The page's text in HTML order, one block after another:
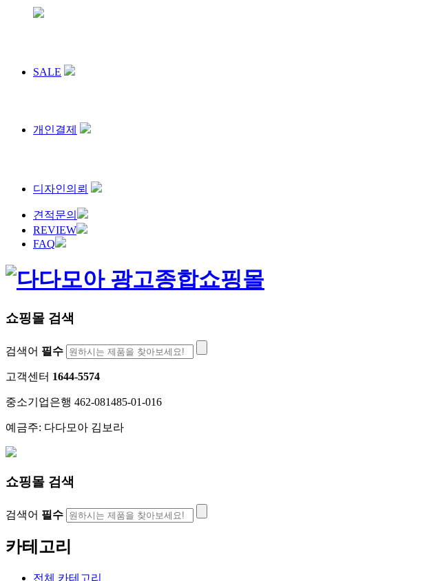
SALE
개인결제
디자인의뢰
견적문의
REVIEW
FAQ
쇼핑몰 검색
검색어 필수
고객센터 1644-5574
중소기업은행 462-081485-01-016
예금주: 다다모아 김보라
쇼핑몰 검색
검색어 필수
카테고리
전체 카테고리